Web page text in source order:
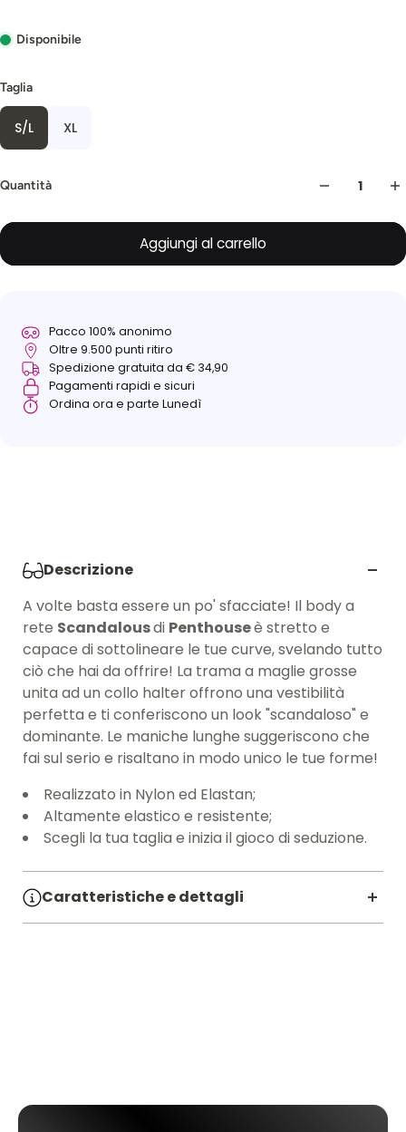
Disponibile
Taglia
S/L XL
Quantità
Aggiungi al carrello
Pacco 100% anonimo
Oltre 9.500 punti ritiro
Spedizione gratuita da € 34,90
Pagamenti rapidi e sicuri
Ordina ora e parte Lunedì
Descrizione
A volte basta essere un po' sfacciate! Il body a
rete Scandalousdi Penthouseè stretto e
capace di sottolineare le tue curve, svelando tutto
ciò che hai da offrire! La trama a maglie grosse
unita ad un collo halter offrono una vestibilità
perfetta e ti conferiscono un look "scandaloso" e
dominante. Le maniche lunghe suggeriscono che
fai sul serio e risaltano in modo unico le tue forme!
Realizzato in Nylon ed Elastan;
Altamente elastico e resistente;
Scegli la tua taglia e inizia il gioco di seduzione.
Caratteristiche e dettagli